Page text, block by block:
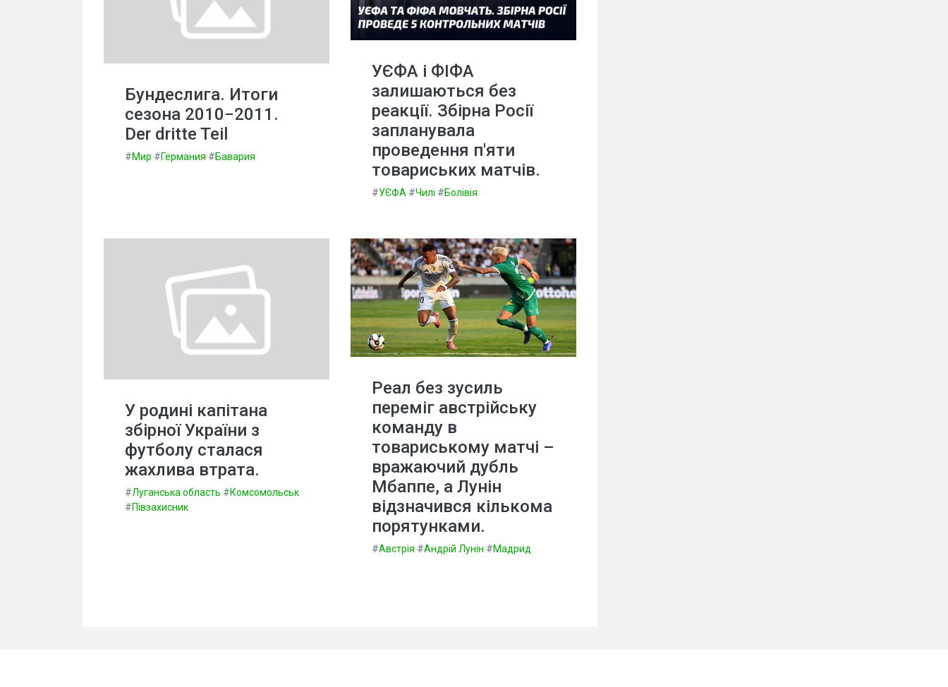
Бундеслига. Итоги
сезона 2010−2011.
Der dritte Teil
#Мир #Германия #Бавария
УЄФА і ФІФА
залишаються без
реакції. Збірна Росії
запланувала
проведення п'яти
товариських матчів.
#УЄФА #Чилі #Болівія
У родині капітана
збірної України з
футболу сталася
жахлива втрата.
#Луганська область #Комсомольськ
#Півзахисник
Реал без зусиль
переміг австрійську
команду в
товариському матчі –
вражаючий дубль
Мбаппе, а Лунін
відзначився кількома
порятунками.
#Австрія #Андрій Лунін #Мадрид